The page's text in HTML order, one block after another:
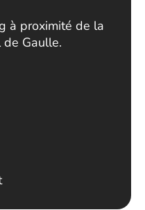
à proximité de la
Gaulle.